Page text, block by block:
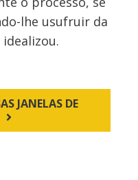
lhe usufruir da
JANELAS DE